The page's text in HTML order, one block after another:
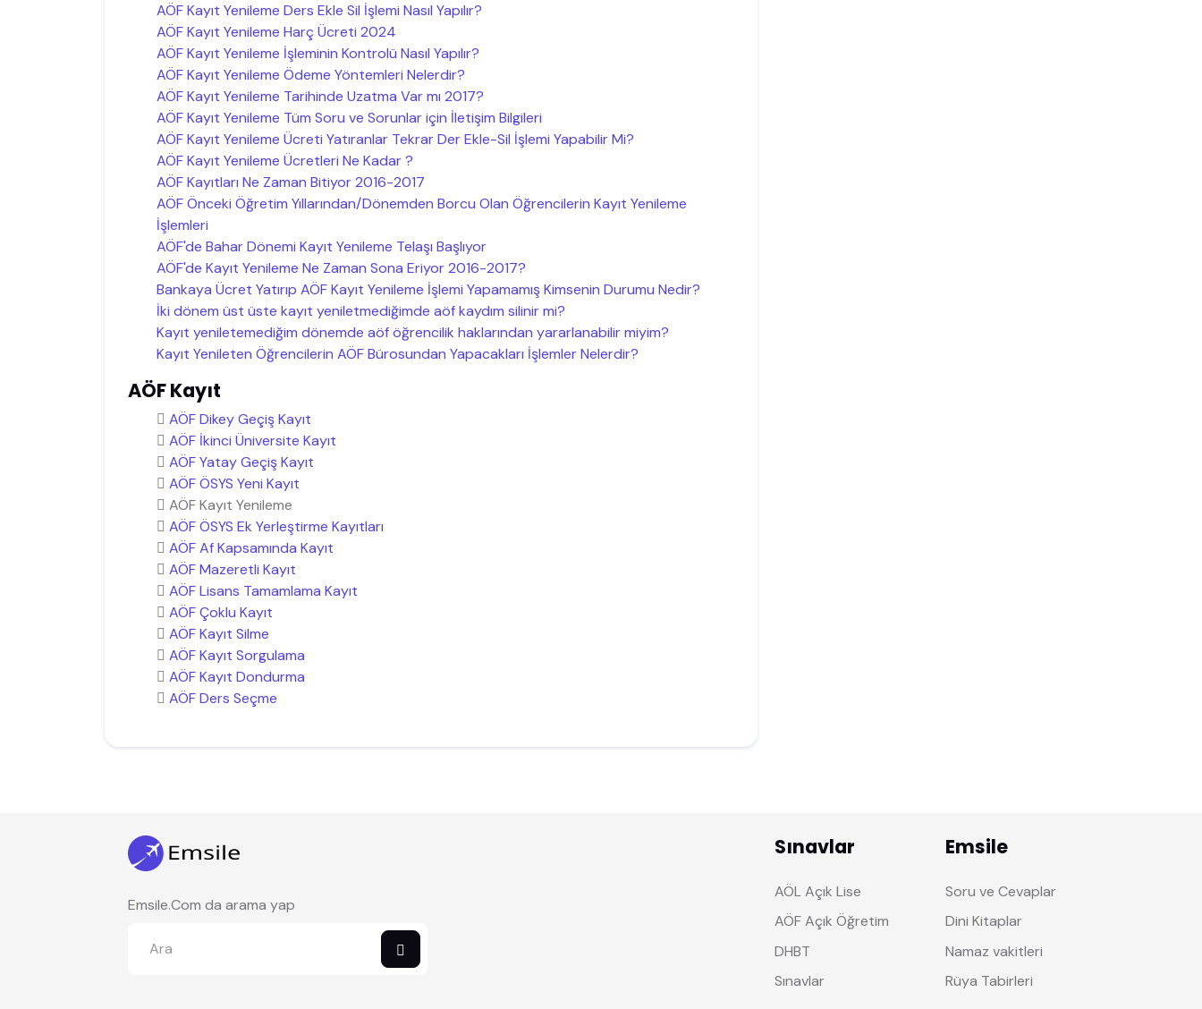
AÖF Kayıt Yenileme Ders Ekle Sil İşlemi Nasıl Yapılır?
AÖF Kayıt Yenileme Harç Ücreti 2024
AÖF Kayıt Yenileme İşleminin Kontrolü Nasıl Yapılır?
AÖF Kayıt Yenileme Ödeme Yöntemleri Nelerdir?
AÖF Kayıt Yenileme Tarihinde Uzatma Var mı 2017?
AÖF Kayıt Yenileme Tüm Soru ve Sorunlar için İletişim Bilgileri
AÖF Kayıt Yenileme Ücreti Yatıranlar Tekrar Der Ekle-Sil İşlemi Yapabilir Mi?
AÖF Kayıt Yenileme Ücretleri Ne Kadar ?
AÖF Kayıtları Ne Zaman Bitiyor 2016-2017
AÖF Önceki Öğretim Yıllarından/Dönemden Borcu Olan Öğrencilerin Kayıt Yenileme
İşlemleri
AÖF'de Bahar Dönemi Kayıt Yenileme Telaşı Başlıyor
AÖF'de Kayıt Yenileme Ne Zaman Sona Eriyor 2016-2017?
Bankaya Ücret Yatırıp AÖF Kayıt Yenileme İşlemi Yapamamış Kimsenin Durumu Nedir?
İki dönem üst üste kayıt yeniletmediğimde aöf kaydım silinir mi?
Kayıt yeniletemediğim dönemde aöf öğrencilik haklarından yararlanabilir miyim?
Kayıt Yenileten Öğrencilerin AÖF Bürosundan Yapacakları İşlemler Nelerdir?
AÖF Kayıt
AÖF Dikey Geçiş Kayıt
AÖF İkinci Üniversite Kayıt
AÖF Yatay Geçiş Kayıt
AÖF ÖSYS Yeni Kayıt
AÖF Kayıt Yenileme
AÖF ÖSYS Ek Yerleştirme Kayıtları
AÖF Af Kapsamında Kayıt
AÖF Mazeretli Kayıt
AÖF Lisans Tamamlama Kayıt
AÖF Çoklu Kayıt
AÖF Kayıt Silme
AÖF Kayıt Sorgulama
AÖF Kayıt Dondurma
AÖF Ders Seçme
Emsile.Com da arama yap
Sınavlar
AÖL Açık Lise
AÖF Açık Öğretim
DHBT
Sınavlar
Emsile
Soru ve Cevaplar
Dini Kitaplar
Namaz vakitleri
Rüya Tabirleri